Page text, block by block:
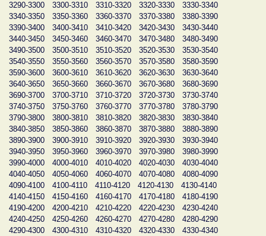
3290-3300
3300-3310 3310-3320 3320-3330
3330-3340
3340-3350
3350-3360 3360-3370 3370-3380
3380-3390
3390-3400
3400-3410 3410-3420 3420-3430
3430-3440
3440-3450
3450-3460 3460-3470 3470-3480
3480-3490
3490-3500
3500-3510 3510-3520 3520-3530
3530-3540
3540-3550
3550-3560 3560-3570 3570-3580
3580-3590
3590-3600
3600-3610 3610-3620 3620-3630
3630-3640
3640-3650
3650-3660 3660-3670 3670-3680
3680-3690
3690-3700
3700-3710 3710-3720 3720-3730
3730-3740
3740-3750
3750-3760 3760-3770 3770-3780
3780-3790
3790-3800
3800-3810 3810-3820 3820-3830
3830-3840
3840-3850
3850-3860 3860-3870 3870-3880
3880-3890
3890-3900
3900-3910 3910-3920 3920-3930
3930-3940
3940-3950
3950-3960 3960-3970 3970-3980
3980-3990
3990-4000
4000-4010 4010-4020 4020-4030
4030-4040
4040-4050
4050-4060 4060-4070 4070-4080
4080-4090
4090-4100
4100-4110 4110-4120 4120-4130
4130-4140
4140-4150
4150-4160 4160-4170 4170-4180
4180-4190
4190-4200
4200-4210 4210-4220 4220-4230
4230-4240
4240-4250
4250-4260 4260-4270 4270-4280
4280-4290
4290-4300
4300-4310 4310-4320 4320-4330
4330-4340